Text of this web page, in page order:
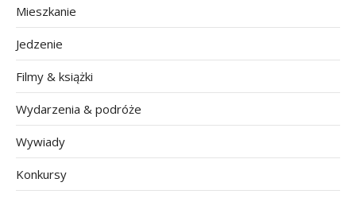
Mieszkanie
Jedzenie
Filmy & książki
Wydarzenia & podróże
Wywiady
Konkursy